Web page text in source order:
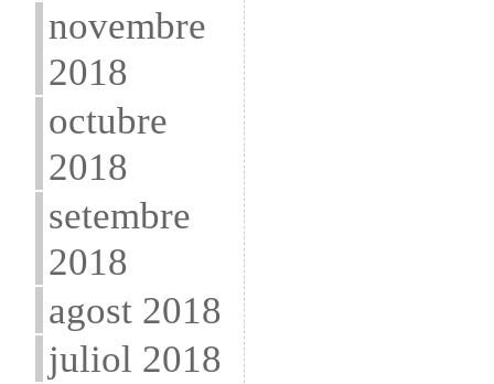
novembre
2018
octubre
2018
setembre
2018
agost 2018
juliol 2018